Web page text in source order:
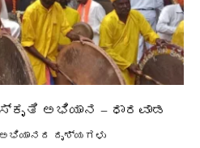
ಅಭಿಯಾನ – ಧಾರವಾಡ
ದೃಶ್ಯಗಳು